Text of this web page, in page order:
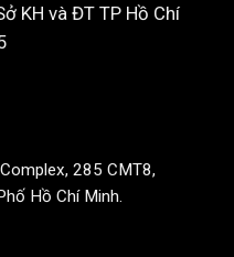
KH và ĐT TP Hồ Chí
285 CMT8,
Hồ Chí Minh.